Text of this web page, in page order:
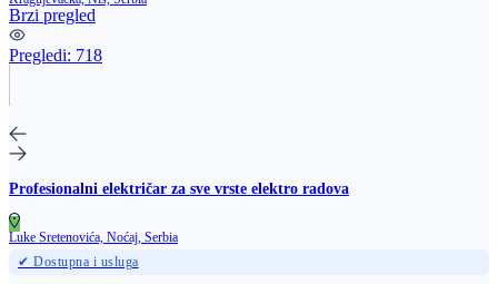
Brzi pregled
Pregledi: 718
Profesionalni električar za sve vrste elektro radova
Luke Sretenovića, Noćaj, Serbia
✔ Dostupna i usluga